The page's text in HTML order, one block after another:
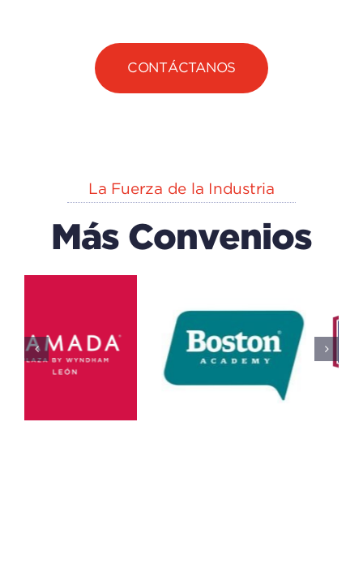
CONTÁCTANOS
La Fuerza de la Industria
Más Convenios
CAPACK
Del IECA
Educativo
EXPLORA
(centro
De
Ciencias)